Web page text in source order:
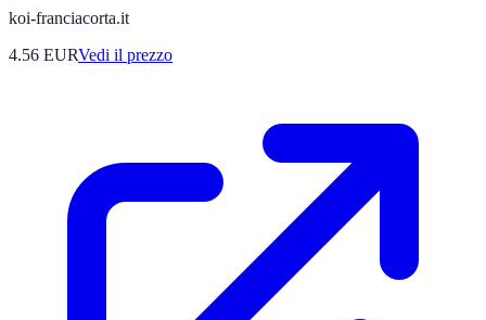
koi-franciacorta.it
4.56 EURVedi il prezzo